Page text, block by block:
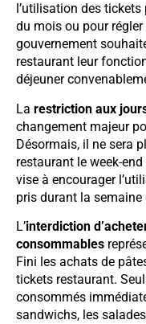
l’utilisation des
du mois ou pour régler
gouvernement
restaurant leur
déjeuner
La restriction aux
changement majeur
Désormais, il ne sera
restaurant le week-
vise à encourager
pris durant la semaine
L’interdiction
consommables
Fini les achats de
tickets restaurant.
consommés
sandwichs, les